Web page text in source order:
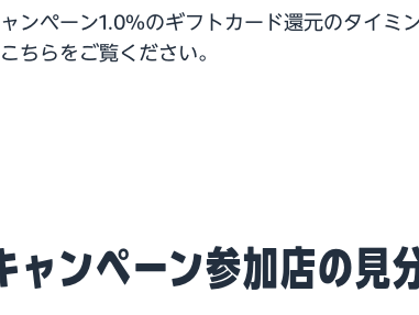
ンペーン1.0%のギフトカード還元のタイミ
こちら をご覧ください。
ャンペーン参加店の見